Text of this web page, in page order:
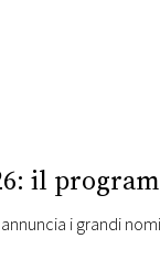
il
i grandi